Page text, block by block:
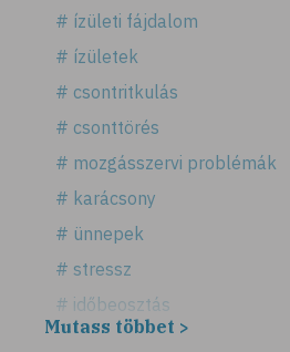
# ízületi fájdalom
# ízületek
# csontritkulás
# csonttörés
# mozgásszervi problémák
# karácsony
# ünnepek
# stressz
# időbeosztás
# háztartás
Mutass többet >